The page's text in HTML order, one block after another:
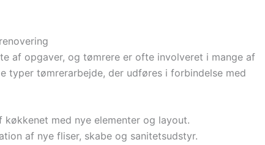
af opgaver, og tømrere er ofte involveret i mange af
typer tømrerarbejde, der udføres i forbindelse med
køkkenet med nye elementer og layout.
af nye fliser, skabe og sanitetsudstyr.